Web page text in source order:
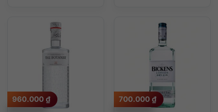
960.000 ₫ 700.000 ₫